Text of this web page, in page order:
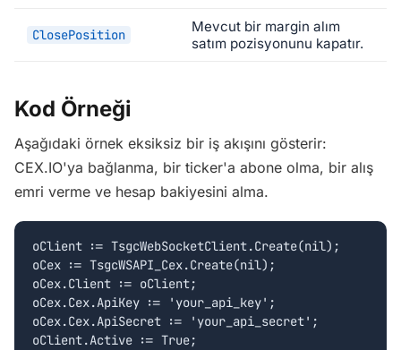
ClosePosition
Mevcut bir margin alım
satım pozisyonunu kapatır.
Kod Örneği
Aşağıdaki örnek eksiksiz bir iş akışını gösterir:
CEX.IO'ya bağlanma, bir ticker'a abone olma, bir alış
emri verme ve hesap bakiyesini alma.
oClient := TsgcWebSocketClient.Create(nil);
oCex := TsgcWSAPI_Cex.Create(nil);
oCex.Client := oClient;
oCex.Cex.ApiKey := 'your_api_key';
oCex.Cex.ApiSecret := 'your_api_secret';
oClient.Active := True;